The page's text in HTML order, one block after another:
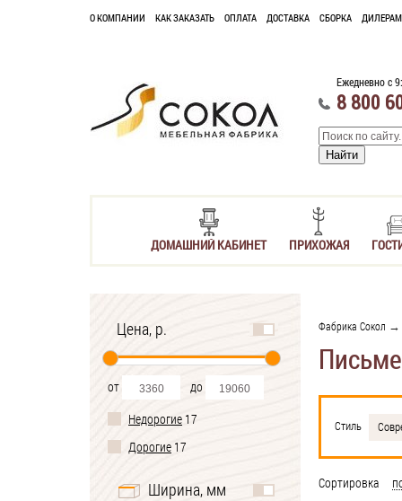
О КОМПАНИИ КАК ЗАКАЗАТЬ ОПЛАТА ДОСТАВКА СБОРКА ДИЛЕРАМ
Ежедневно с
8 800
ДОМАШНИЙ КАБИНЕТ ПРИХОЖАЯ
Цена, р.
от
до
Недорогие 17
Дорогие 17
Ширина, мм
Фабрика Сокол →
Стиль
Сортировка